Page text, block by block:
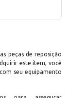
peças de reposição
este item, você
seu equipamento